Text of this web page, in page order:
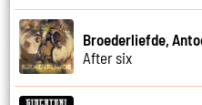
Broederliefde,
After six